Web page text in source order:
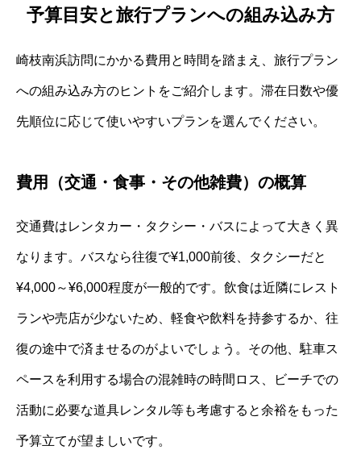
予算目安と旅行プランへの組み込み方
崎枝南浜訪問にかかる費用と時間を踏まえ、旅行プラン
への組み込み方のヒントをご紹介します。滞在日数や優
先順位に応じて使いやすいプランを選んでください。
費用（交通・食事・その他雑費）の概算
交通費はレンタカー・タクシー・バスによって大きく異
なります。バスなら往復で¥1,000前後、タクシーだと
¥4,000～¥6,000程度が一般的です。飲食は近隣にレスト
ランや売店が少ないため、軽食や飲料を持参するか、往
復の途中で済ませるのがよいでしょう。その他、駐車ス
ペースを利用する場合の混雑時の時間ロス、ビーチでの
活動に必要な道具レンタル等も考慮すると余裕をもった
予算立てが望ましいです。